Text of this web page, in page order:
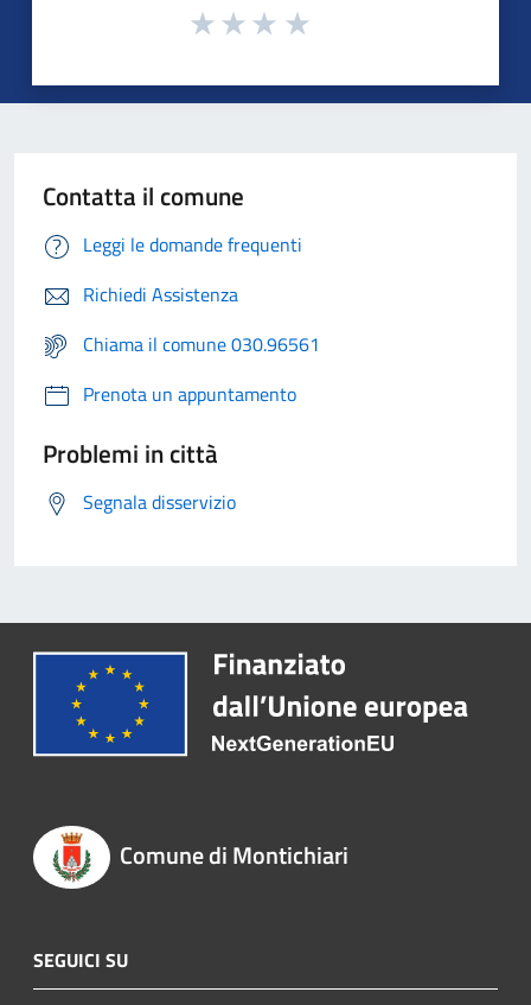
Contatta il comune
Leggi le domande frequenti
Richiedi Assistenza
Chiama il comune 030.96561
Prenota un appuntamento
Problemi in città
Segnala disservizio
Comune di Montichiari
SEGUICI SU